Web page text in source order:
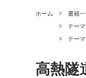
ホーム
書籍
テー
テー
高熱隧